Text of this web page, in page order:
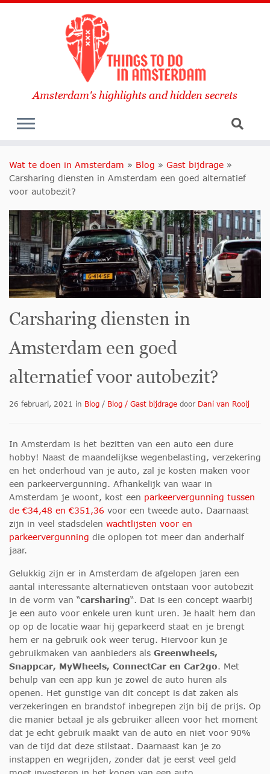
Amsterdam's highlights and hidden secrets
Wat te doen in Amsterdam » Blog » Gast bijdrage »
Carsharing diensten in Amsterdam een goed alternatief
voor autobezit?
Carsharing diensten in
Amsterdam een goed
alternatief voor autobezit?
26 februari, 2021 in Blog / Blog / Gast bijdrage door Dani van Rooij
In Amsterdam is het bezitten van een auto een dure
hobby! Naast de maandelijkse wegenbelasting, verzekering
en het onderhoud van je auto, zal je kosten maken voor
een parkeervergunning. Afhankelijk van waar in
Amsterdam je woont, kost een parkeervergunning tussen
de €34,48 en €351,36 voor een tweede auto. Daarnaast
zijn in veel stadsdelen wachtlijsten voor en
parkeervergunning die oplopen tot meer dan anderhalf
jaar.
Gelukkig zijn er in Amsterdam de afgelopen jaren een
aantal interessante alternatieven ontstaan voor autobezit
in de vorm van “carsharing“. Dat is een concept waarbij
je een auto voor enkele uren kunt uren. Je haalt hem dan
op op de locatie waar hij geparkeerd staat en je brengt
hem er na gebruik ook weer terug. Hiervoor kun je
gebruikmaken van aanbieders als Greenwheels,
Snappcar, MyWheels, ConnectCar en Car2go. Met
behulp van een app kun je zowel de auto huren als
openen. Het gunstige van dit concept is dat zaken als
verzekeringen en brandstof inbegrepen zijn bij de prijs. Op
die manier betaal je als gebruiker alleen voor het moment
dat je echt gebruik maakt van de auto en niet voor 90%
van de tijd dat deze stilstaat. Daarnaast kan je zo
instappen en wegrijden, zonder dat je eerst veel geld